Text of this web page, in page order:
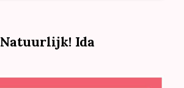
Natuurlijk! Ida